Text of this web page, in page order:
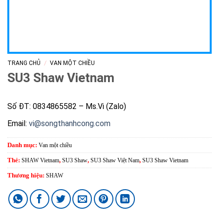
TRANG CHỦ / VAN MỘT CHIỀU
SU3 Shaw Vietnam
Số ĐT: 0834865582 – Ms.Vi (Zalo)
Email: vi@songthanhcong.com
Danh mục: Van một chiều
Thẻ: SHAW Vietnam, SU3 Shaw, SU3 Shaw Việt Nam, SU3 Shaw Vietnam
Thương hiệu: SHAW